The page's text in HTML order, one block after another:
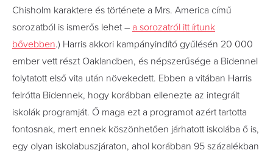
Chisholm karaktere és története a Mrs. America című
sorozatból is ismerős lehet – a sorozatról itt írtunk
bővebben.) Harris akkori kampányindító gyűlésén 20 000
ember vett részt Oaklandben, és népszerűsége a Bidennel
folytatott első vita után növekedett. Ebben a vitában Harris
felrótta Bidennek, hogy korábban ellenezte az integrált
iskolák programját. Ő maga ezt a programot azért tartotta
fontosnak, mert ennek köszönhetően járhatott iskolába ő is,
egy olyan iskolabuszjáraton, ahol korábban 95 százalékban